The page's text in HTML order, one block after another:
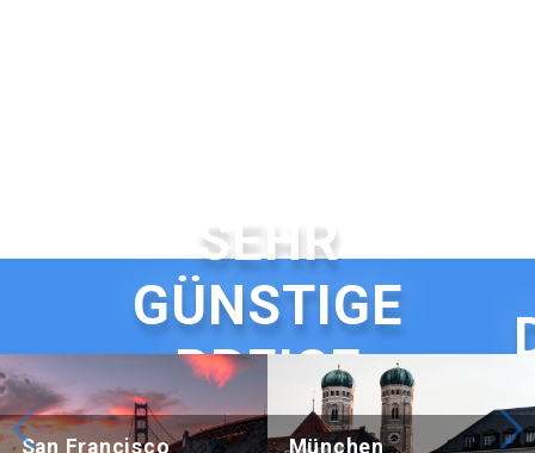
SEHR
GÜNSTIGE
PREISE
Beijing Hotel Nuo Forbidden City
San Francisco
Hotel Adagio, Autograph
München